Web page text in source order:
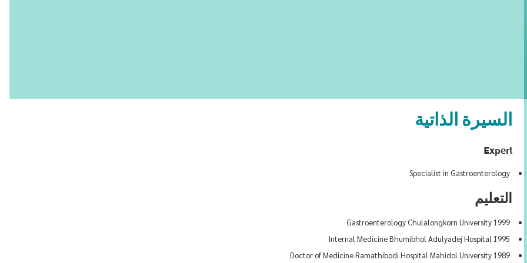
السيرة الذاتية
Expert
Specialist in Gastroenterology
التعليم
1999 Gastroenterology Chulalongkorn University
1995 Internal Medicine Bhumibhol Adulyadej Hospital
1989 Doctor of Medicine Ramathibodi Hospital Mahidol University